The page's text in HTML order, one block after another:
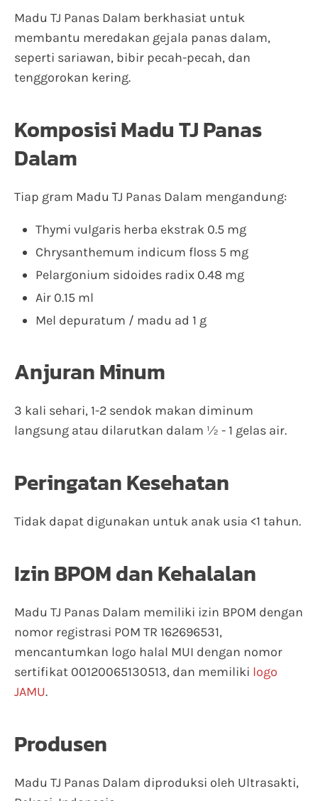
Madu TJ Panas Dalam berkhasiat untuk
membantu meredakan gejala panas dalam,
seperti sariawan, bibir pecah-pecah, dan
tenggorokan kering.
Komposisi Madu TJ Panas
Dalam
Tiap gram Madu TJ Panas Dalam mengandung:
Thymi vulgaris herba ekstrak 0.5 mg
Chrysanthemum indicum floss 5 mg
Pelargonium sidoides radix 0.48 mg
Air 0.15 ml
Mel depuratum / madu ad 1 g
Anjuran Minum
3 kali sehari, 1-2 sendok makan diminum
langsung atau dilarutkan dalam ½ - 1 gelas air.
Peringatan Kesehatan
Tidak dapat digunakan untuk anak usia <1 tahun.
Izin BPOM dan Kehalalan
Madu TJ Panas Dalam memiliki izin BPOM dengan
nomor registrasi POM TR 162696531,
mencantumkan logo halal MUI dengan nomor
sertifikat 00120065130513, dan memiliki logo
JAMU.
Produsen
Madu TJ Panas Dalam diproduksi oleh Ultrasakti,